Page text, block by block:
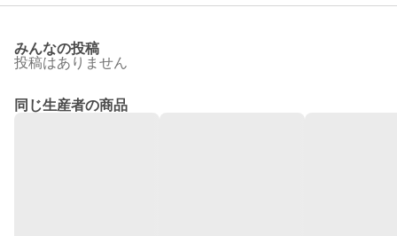
みんなの投稿
投稿はありません
同じ生産者の商品